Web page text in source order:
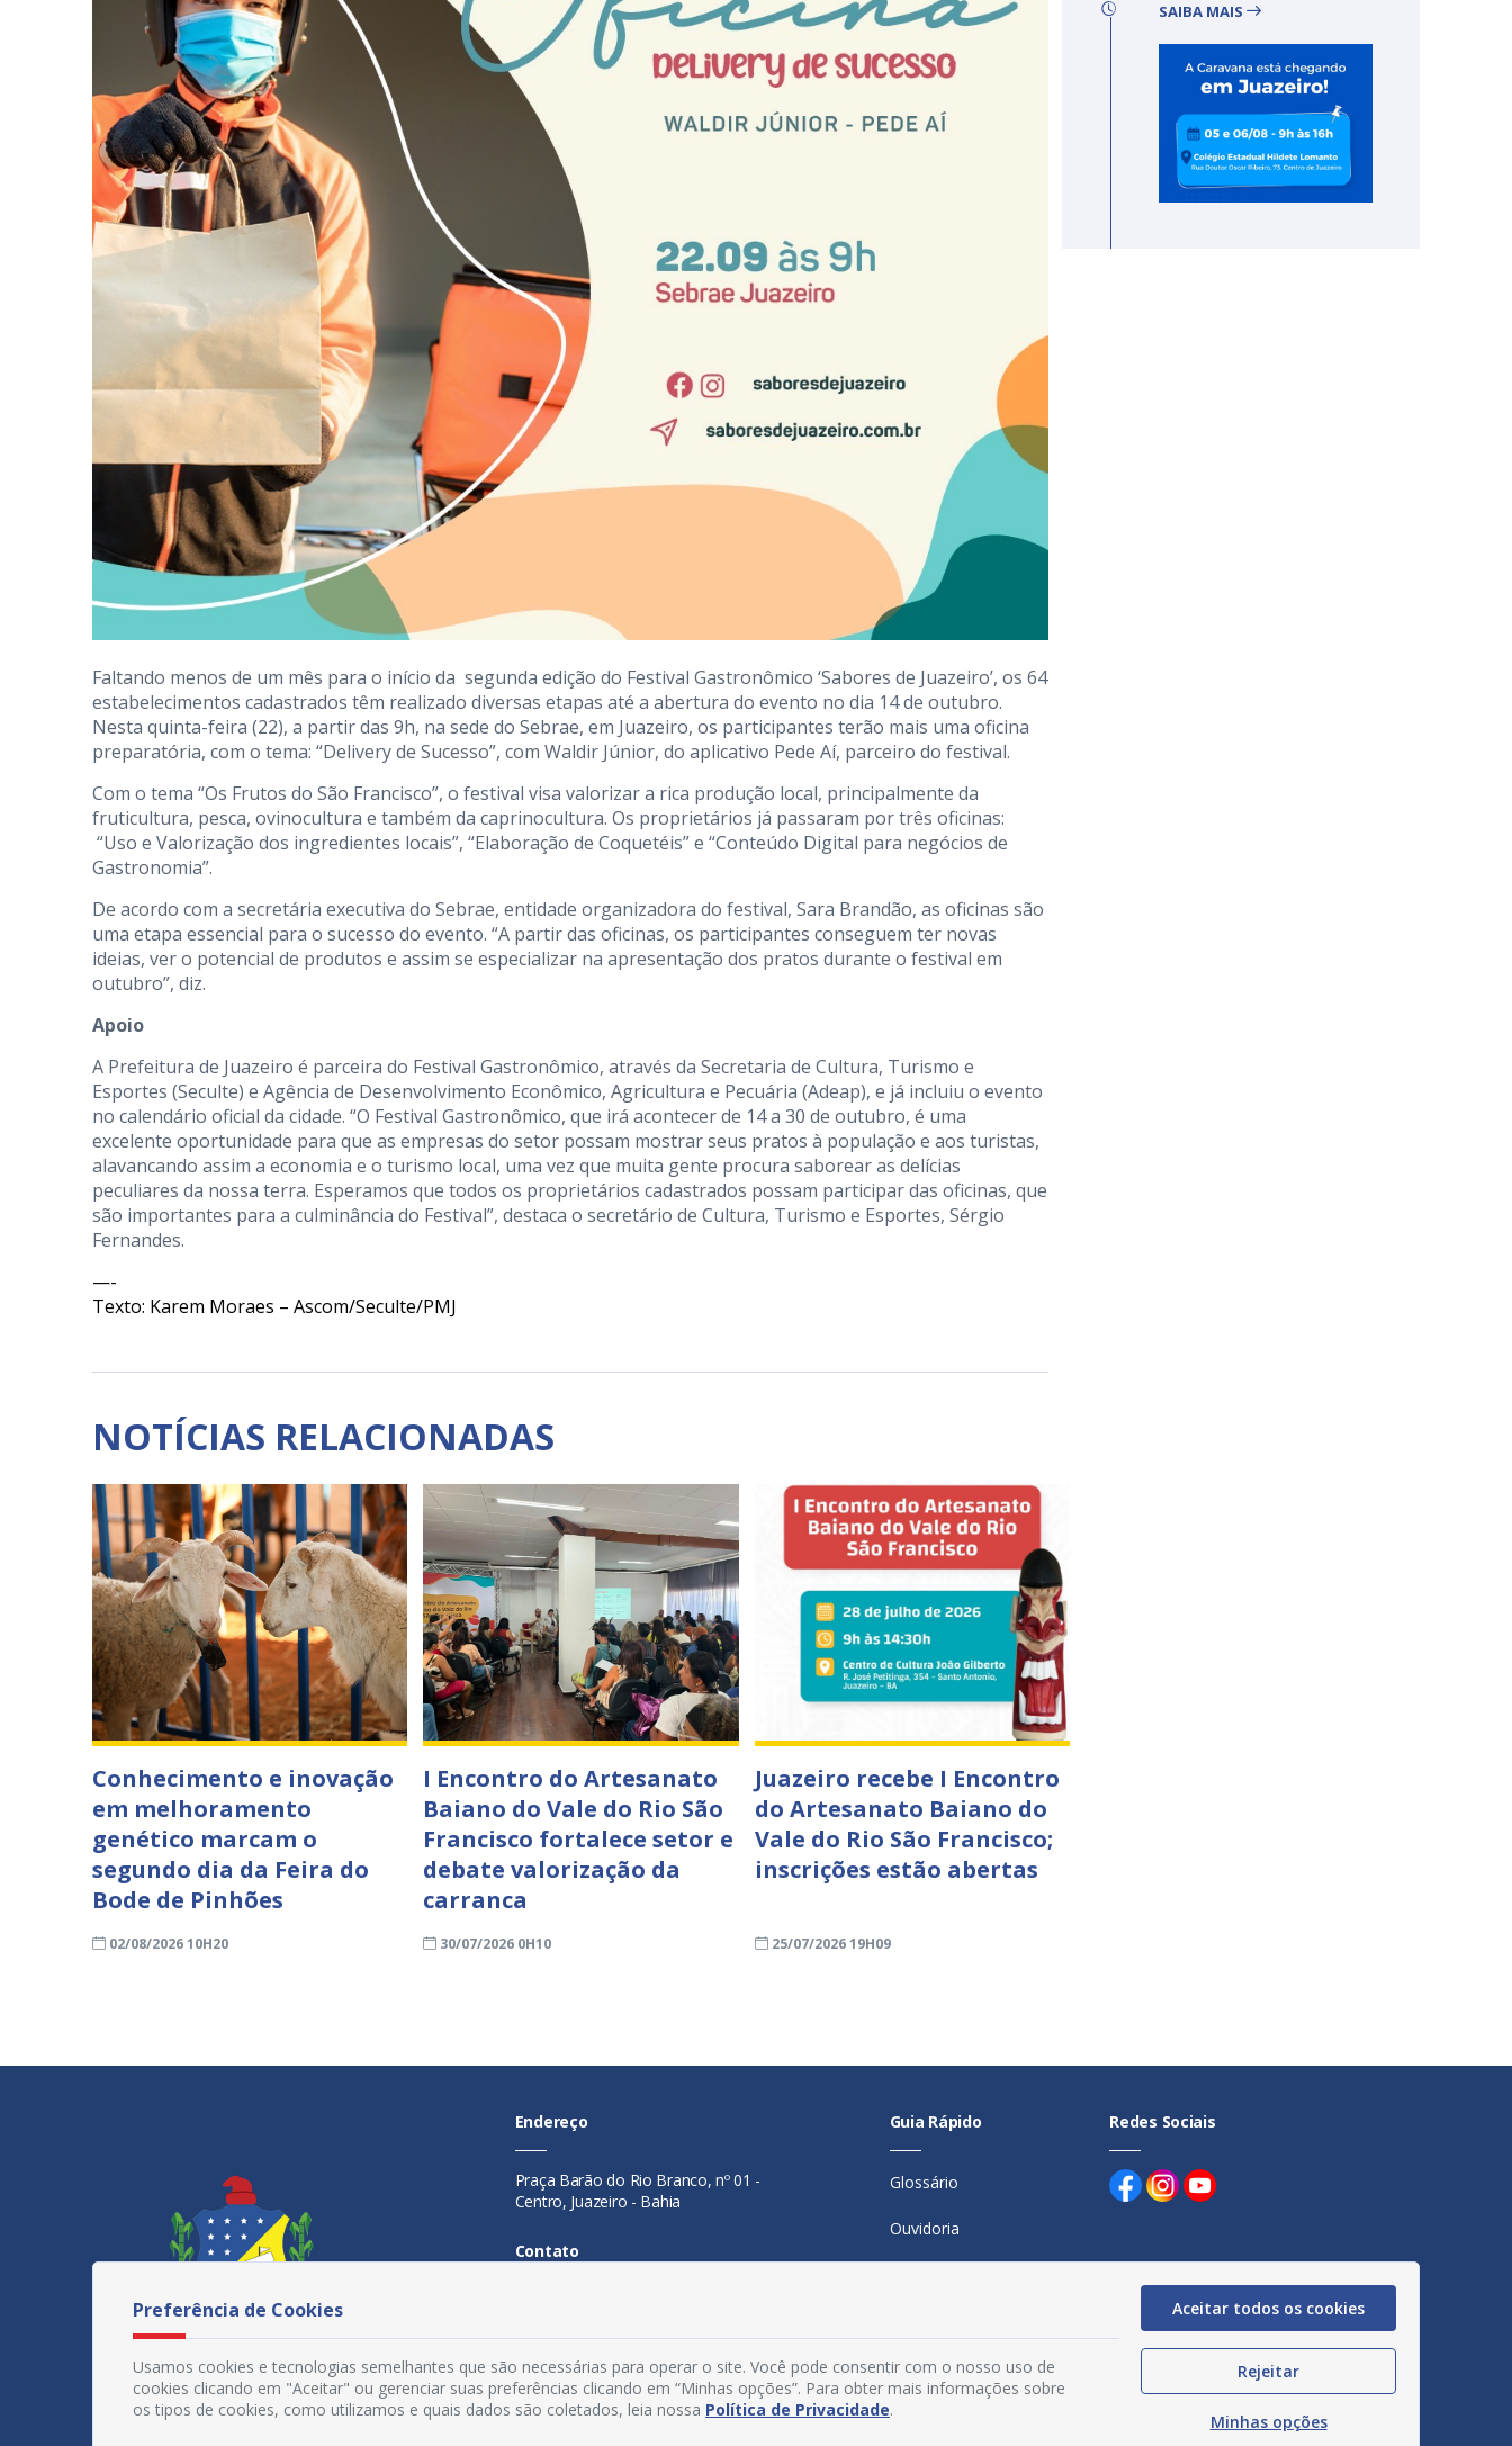
Faltando menos de um mês para o início da segunda edição do Festival Gastronômico ‘Sabores de Juazeiro’, os 64
estabelecimentos cadastrados têm realizado diversas etapas até a abertura do evento no dia 14 de outubro.
Nesta quinta-feira (22), a partir das 9h, na sede do Sebrae, em Juazeiro, os participantes terão mais uma oficina
preparatória, com o tema: “Delivery de Sucesso”, com Waldir Júnior, do aplicativo Pede Aí, parceiro do festival.
Com o tema “Os Frutos do São Francisco”, o festival visa valorizar a rica produção local, principalmente da
fruticultura, pesca, ovinocultura e também da caprinocultura. Os proprietários já passaram por três oficinas:
“Uso e Valorização dos ingredientes locais”, “Elaboração de Coquetéis” e “Conteúdo Digital para negócios de
Gastronomia”.
De acordo com a secretária executiva do Sebrae, entidade organizadora do festival, Sara Brandão, as oficinas são
uma etapa essencial para o sucesso do evento. “A partir das oficinas, os participantes conseguem ter novas
ideias, ver o potencial de produtos e assim se especializar na apresentação dos pratos durante o festival em
outubro”, diz.
Apoio
A Prefeitura de Juazeiro é parceira do Festival Gastronômico, através da Secretaria de Cultura, Turismo e
Esportes (Seculte) e Agência de Desenvolvimento Econômico, Agricultura e Pecuária (Adeap), e já incluiu o evento
no calendário oficial da cidade. “O Festival Gastronômico, que irá acontecer de 14 a 30 de outubro, é uma
excelente oportunidade para que as empresas do setor possam mostrar seus pratos à população e aos turistas,
alavancando assim a economia e o turismo local, uma vez que muita gente procura saborear as delícias
peculiares da nossa terra. Esperamos que todos os proprietários cadastrados possam participar das oficinas, que
são importantes para a culminância do Festival”, destaca o secretário de Cultura, Turismo e Esportes, Sérgio
Fernandes.
—-
Texto: Karem Moraes – Ascom/Seculte/PMJ
NOTÍCIAS RELACIONADAS
Conhecimento e inovação
em melhoramento
genético marcam o
segundo dia da Feira do
Bode de Pinhões
02/08/2026 10H20
I Encontro do Artesanato
Baiano do Vale do Rio São
Francisco fortalece setor e
debate valorização da
carranca
30/07/2026 0H10
Juazeiro recebe I Encontro
do Artesanato Baiano do
Vale do Rio São Francisco;
inscrições estão abertas
25/07/2026 19H09
SAIBA MAIS
Endereço
Praça Barão do Rio Branco, nº 01 -
Centro, Juazeiro - Bahia
Contato
Horário De Funcionamento
Guia Rápido
Glossário
Ouvidoria
Manual de Navegação
Política de Privacidade
Redes Sociais
Preferência de Cookies
Usamos cookies e tecnologias semelhantes que são necessárias para operar o site. Você pode consentir com o nosso uso de
cookies clicando em "Aceitar" ou gerenciar suas preferências clicando em “Minhas opções”. Para obter mais informações sobre
os tipos de cookies, como utilizamos e quais dados são coletados, leia nossa Política de Privacidade.
Aceitar todos os cookies
Rejeitar
Minhas opções